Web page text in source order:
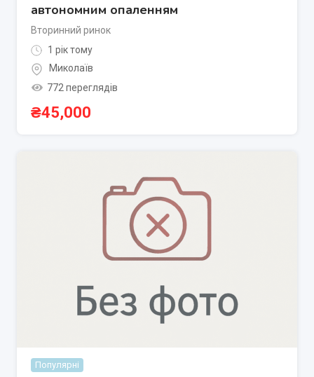
автономним опаленням
Вторинний ринок
1 рік тому
Миколаїв
772 переглядів
₴45,000
Популярні